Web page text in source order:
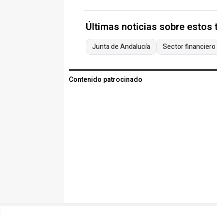
Últimas noticias sobre estos
Junta de Andalucía Sector financiero
Contenido patrocinado